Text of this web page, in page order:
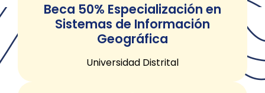
Beca 50% Especialización en
Sistemas de Información
Geográfica
Universidad Distrital